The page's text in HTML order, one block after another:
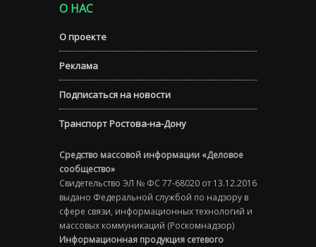
О НАС
О проекте
Реклама
Подписаться на новости
Транспорт Ростова-на-Дону
Средство массовой информации «Деловое
сообщество»
Свидетельство ЭЛ № ФС 77-68020 от 13.12.2016
выдано Федеральной службой по надзору в
сфере связи, информационных технологий и
массовых коммуникаций (Роскомнадзор)
Информационная продукция сетевого